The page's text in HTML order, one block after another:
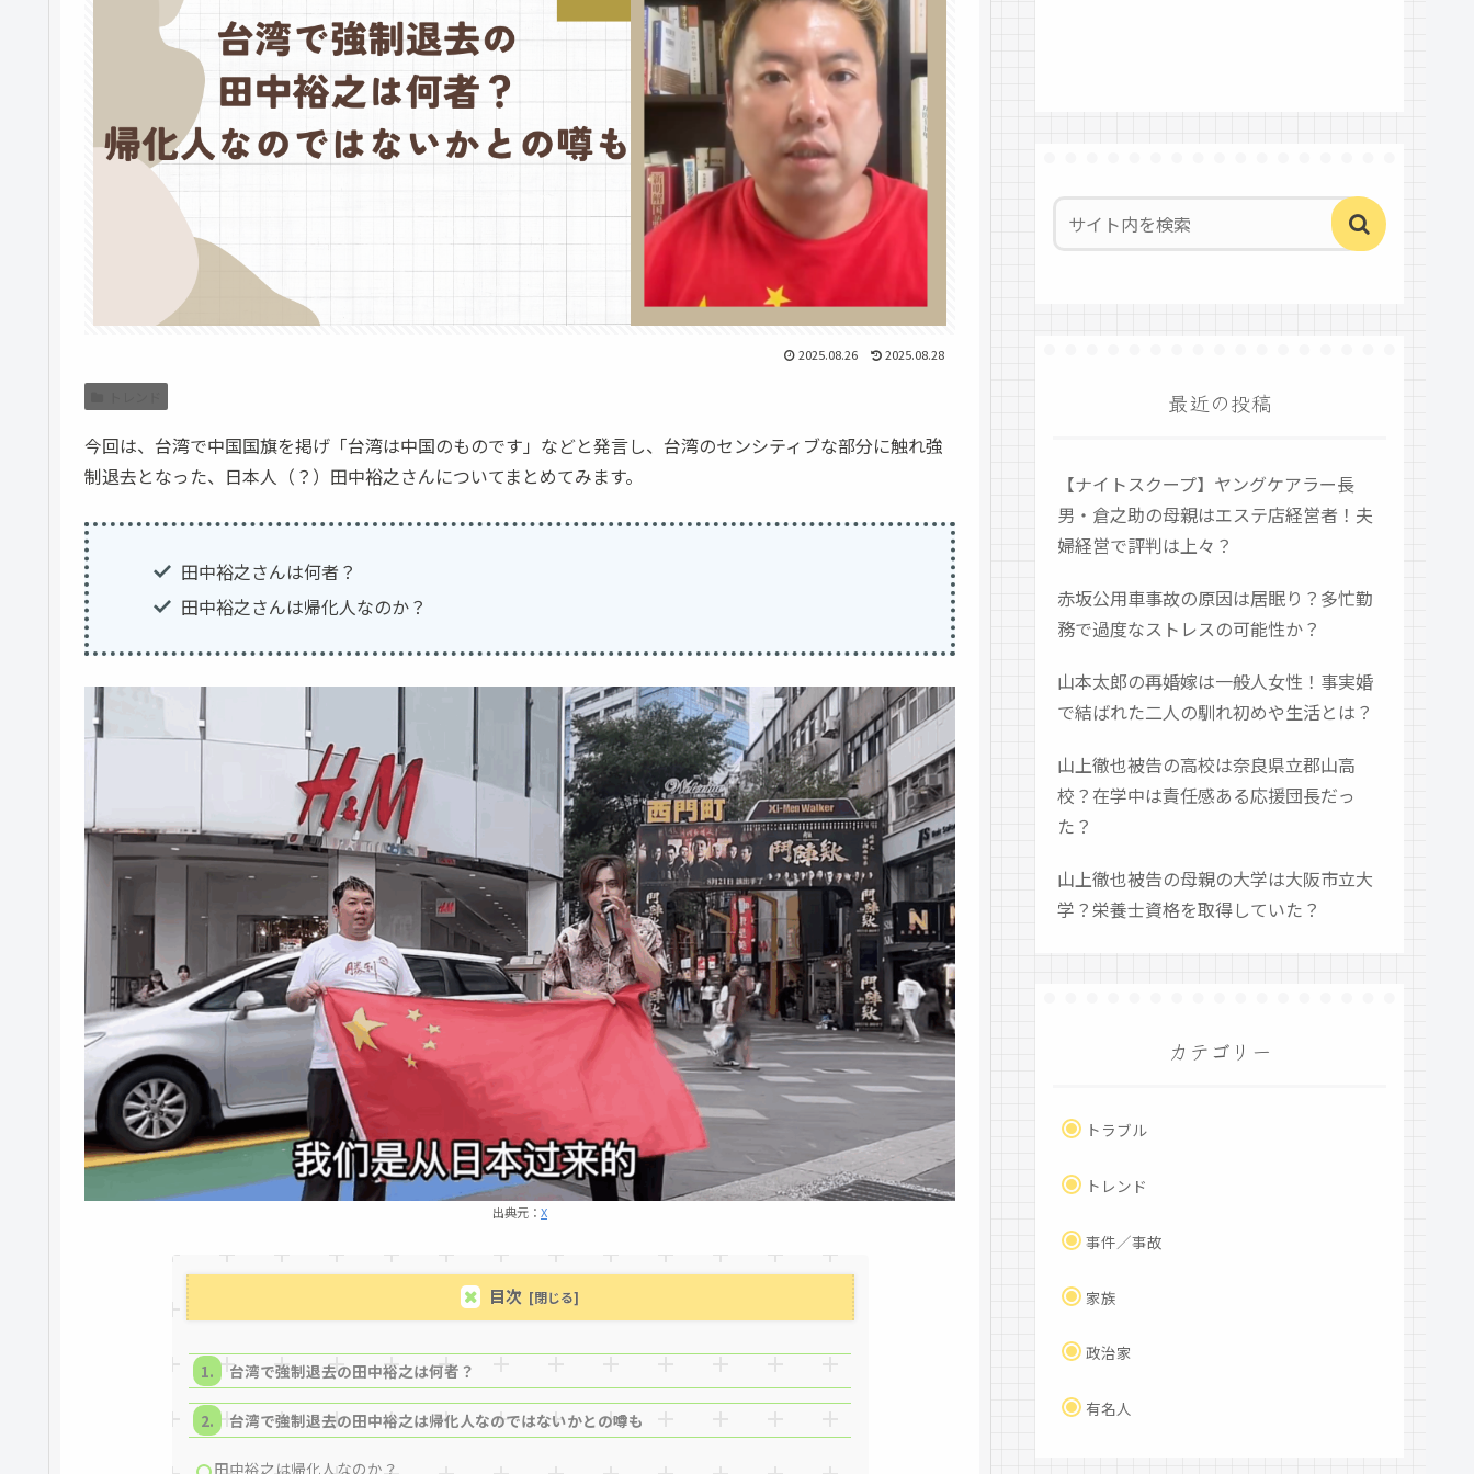
2025.08.26 2025.08.28
今回は、台湾で中国国旗を掲げ「台湾は中国のものです」などと発言し、台湾のセンシティブな部分に触れ強
制退去となった、日本人（？）田中裕之さんについてまとめてみます。
田中裕之さんは何者？
田中裕之さんは帰化人なのか？
出典元： X
目次
台湾で強制退去の田中裕之は何者？
台湾で強制退去の田中裕之は帰化人なのではないかとの噂も
田中裕之は帰化人なのか？
最近の投稿
【ナイトスクープ】ヤングケアラー長
男・倉之助の母親はエステ店経営者！夫
婦経営で評判は上々？
赤坂公用車事故の原因は居眠り？多忙勤
務で過度なストレスの可能性か？
山本太郎の再婚嫁は一般人女性！事実婚
で結ばれた二人の馴れ初めや生活とは？
山上徹也被告の高校は奈良県立郡山高
校？在学中は責任感ある応援団長だっ
た？
山上徹也被告の母親の大学は大阪市立大
学？栄養士資格を取得していた？
カテゴリー
トラブル
トレンド
事件／事故
家族
政治家
有名人